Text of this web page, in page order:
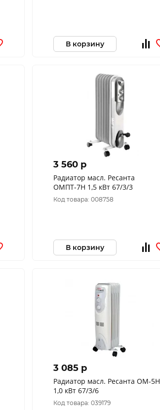
В корзину
3 560 p
Радиатор масл. Ресанта
ОМПТ-7Н 1,5 кВт 67/3/3
Код товара: 008758
В корзину
3 085 p
Радиатор масл. Ресанта ОМ-5Н
1,0 кВт 67/3/6
Код товара: 039179